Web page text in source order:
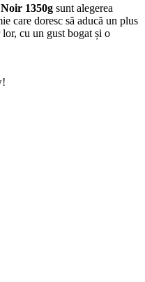
1350g sunt alegerea
care doresc să aducă un plus
cu un gust bogat și o